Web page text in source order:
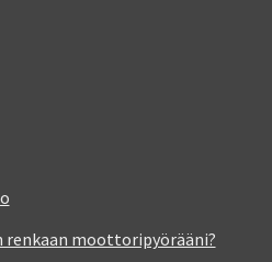
renkaan moottoripyörääni?